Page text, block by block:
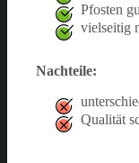
Pfosten
vielseitig
Nachteile:
Qualität